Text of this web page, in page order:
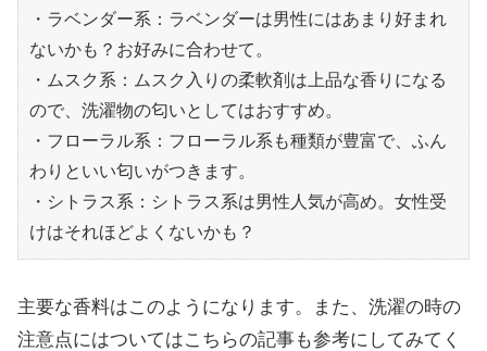
・ラベンダー系：ラベンダーは男性にはあまり好まれ
ないかも？お好みに合わせて。
・ムスク系：ムスク入りの柔軟剤は上品な香りになる
ので、洗濯物の匂いとしてはおすすめ。
・フローラル系：フローラル系も種類が豊富で、ふん
わりといい匂いがつきます。
・シトラス系：シトラス系は男性人気が高め。女性受
けはそれほどよくないかも？
主要な香料はこのようになります。また、洗濯の時の
注意点にはついてはこちらの記事も参考にしてみてく